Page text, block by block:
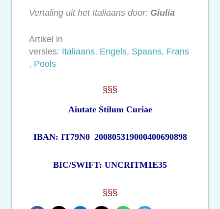
Vertaling uit het Italiaans door: Giulia
Artikel in
versies: Italiaans, Engels, Spaans, Frans
, Pools
§§§
Aiutate Stilum Curiae
IBAN: IT79N0 200805319000400690898
BIC/SWIFT: UNCRITM1E35
§§§